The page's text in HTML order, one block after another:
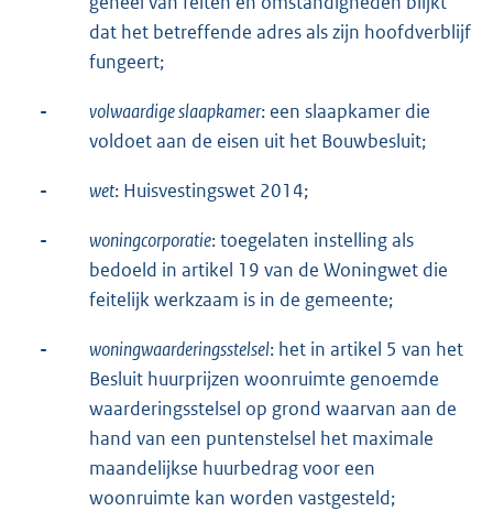
dat het betreffende adres als zijn hoofdverblijf
fungeert;
- volwaardige slaapkamer: een slaapkamer die
voldoet aan de eisen uit het Bouwbesluit;
- wet: Huisvestingswet 2014;
- woningcorporatie: toegelaten instelling als
bedoeld in artikel 19 van de Woningwet die
feitelijk werkzaam is in de gemeente;
- woningwaarderingsstelsel: het in artikel 5 van het
Besluit huurprijzen woonruimte genoemde
waarderingsstelsel op grond waarvan aan de
hand van een puntenstelsel het maximale
maandelijkse huurbedrag voor een
woonruimte kan worden vastgesteld;